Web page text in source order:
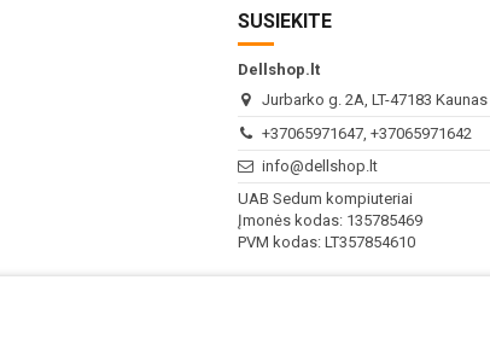
SUSIEKITE
Dellshop.lt
Jurbarko g. 2A, LT-47183
+37065971647, +37065971642
info@dellshop.lt
UAB Sedum kompiuteriai
Įmonės kodas: 135785469
PVM kodas: LT357854610